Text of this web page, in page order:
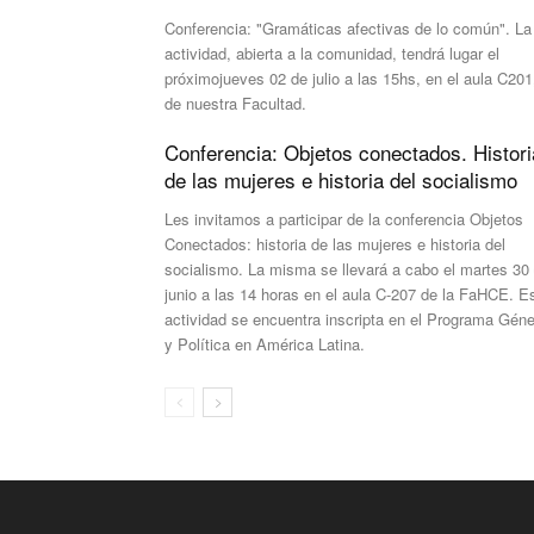
Conferencia: "Gramáticas afectivas de lo común". La
actividad, abierta a la comunidad, tendrá lugar el
próximojueves 02 de julio a las 15hs, en el aula
de nuestra Facultad.
Conferencia: Objetos conectados.
de las mujeres e historia del socialismo
Les invitamos a participar de la conferencia Objetos
Conectados: historia de las mujeres e historia del
socialismo. La misma se llevará a cabo el martes 30
junio a las 14 horas en el aula C-207 de la FaHCE.
actividad se encuentra inscripta en el Programa
y Política en América Latina.